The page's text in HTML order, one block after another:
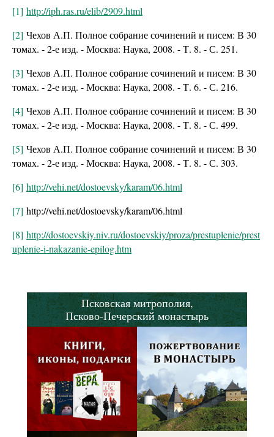
[1] http://iph.ras.ru/elib/2909.html
[2] Чехов А.П. Полное собрание сочинений и писем: В 30
томах. - 2-е изд. - Москва: Наука, 2008. - Т. 8. - С. 251.
[3] Чехов А.П. Полное собрание сочинений и писем: В 30
томах. - 2-е изд. - Москва: Наука, 2008. - Т. 6. - С. 216.
[4] Чехов А.П. Полное собрание сочинений и писем: В 30
томах. - 2-е изд. - Москва: Наука, 2008. - Т. 8. - С. 499.
[5] Чехов А.П. Полное собрание сочинений и писем: В 30
томах. - 2-е изд. - Москва: Наука, 2008. - Т. 8. - С. 303.
[6] http://vehi.net/dostoevsky/karam/06.html
[7] http://vehi.net/dostoevsky/karam/06.html
[8] http://dostoevskiy.niv.ru/dostoevskiy/proza/prestuplenie/prest
uplenie-i-nakazanie-epilog.htm
Псковская митрополия,
Псково-Печерский монастырь